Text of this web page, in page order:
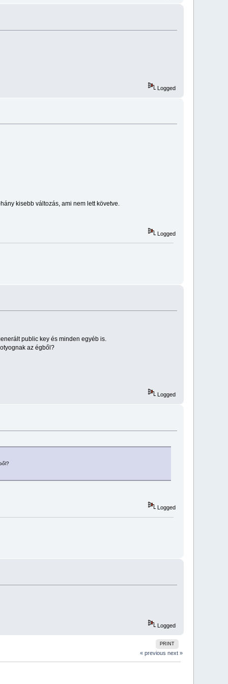
Logged
kisebb változás, ami nem lett követve.
Logged
public key és minden egyéb is.
az égből?
Logged
Logged
Logged
PRINT
« previous next »